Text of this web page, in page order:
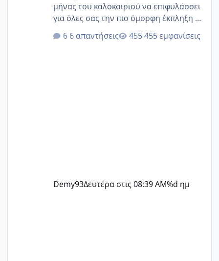
μήνας του καλοκαιριού να επιφυλάσσει
για όλες σας την πιο όμορφη έκπληξη 🧿
@Elk @Melikara86 @Παρασκευαιδου
@Zenia z @melitiniღ @Christi.D.
6 απαντήσεις 455 εμφανίσεις
Demy93Δευτέρα στις 08:39 AM%d ημ